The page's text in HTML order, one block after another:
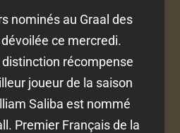
nominés au Graal des
ce mercredi.
récompense
joueur de la saison
Saliba est nommé
Premier Français de la